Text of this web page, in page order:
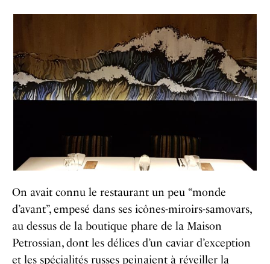
On avait connu le restaurant un peu “monde
d’avant”, empesé dans ses icônes-miroirs-samovars,
au dessus de la boutique phare de la Maison
Petrossian, dont les délices d’un caviar d’exception
et les spécialités russes peinaient à réveiller la